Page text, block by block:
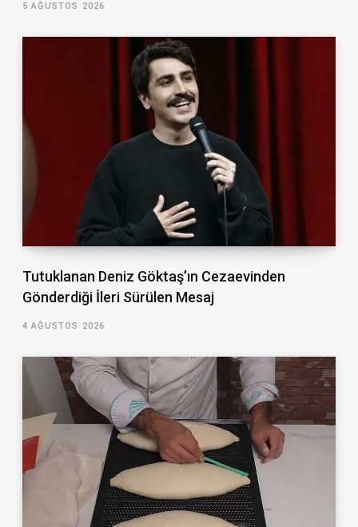
5 AĞUSTOS 2026
Tutuklanan Deniz Göktaş’ın Cezaevinden
Gönderdiği İleri Sürülen Mesaj
4 AĞUSTOS 2026